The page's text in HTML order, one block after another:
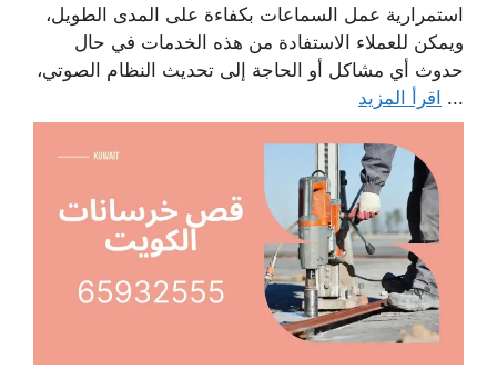
استمرارية عمل السماعات بكفاءة على المدى الطويل،
ويمكن للعملاء الاستفادة من هذه الخدمات في حال
حدوث أي مشاكل أو الحاجة إلى تحديث النظام الصوتي،
... اقرأ المزيد